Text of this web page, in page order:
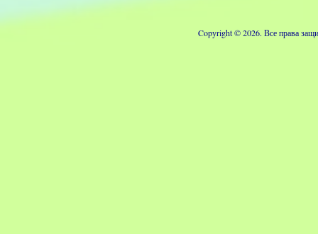
Copyright © 2026. Все права